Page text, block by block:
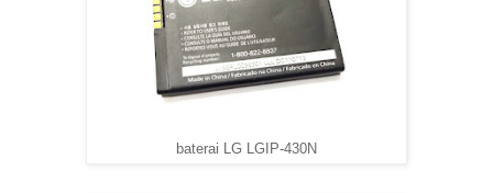
baterai LG LGIP-430N